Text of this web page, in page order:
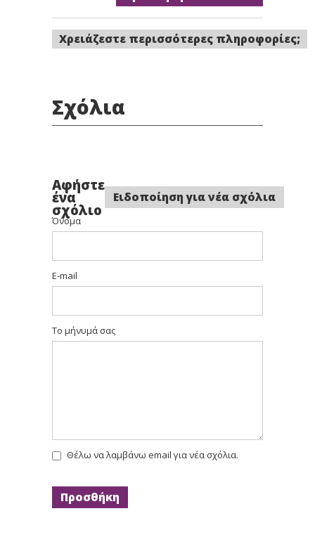
Χρειάζεστε περισσότερες πληροφορίες;
Σχόλια
Αφήστε
ένα
σχόλιο
Ειδοποίηση για νέα σχόλια
Όνομα
E-mail
Το μήνυμά σας
Θέλω να λαμβάνω email για νέα σχόλια.